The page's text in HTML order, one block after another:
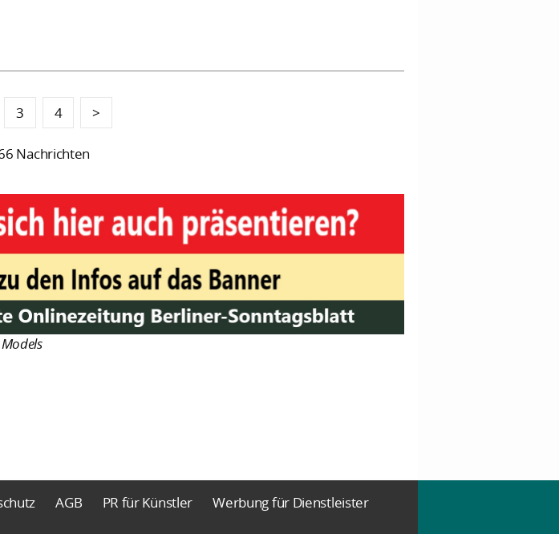
3 4 >
Nachrichten
AGB PR für Künstler
Werbung für Dienstleister